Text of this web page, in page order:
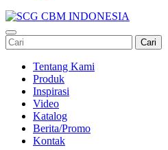
Cari
Tentang Kami
Produk
Inspirasi
Video
Katalog
Berita/Promo
Kontak